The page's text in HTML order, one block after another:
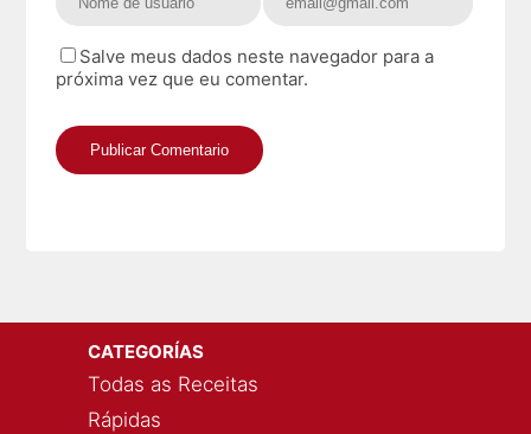
Salve meus dados neste navegador para a
próxima vez que eu comentar.
CATEGORÍAS
Todas as Receitas
Rápidas